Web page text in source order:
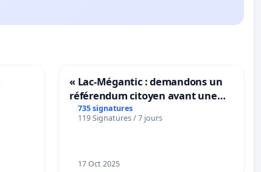
« Lac-Mégantic : demandons un
référendum citoyen avant une
transformation irréversible de
notre territoire »
735 signatures
119 Signatures / 7 jours
17 Oct 2025